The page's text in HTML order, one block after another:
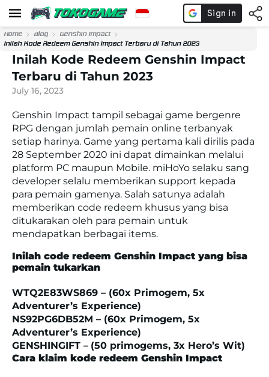
Home Blog
Genshin Impact
Inilah Kode Redeem Genshin Impact Terbaru di Tahun 2023
Inilah Kode Redeem Genshin Impact
Terbaru di Tahun 2023
July 16, 2023
Genshin Impact tampil sebagai game bergenre
RPG dengan jumlah pemain online terbanyak
setiap harinya. Game yang pertama kali dirilis pada
28 September 2020 ini dapat dimainkan melalui
platform PC maupun Mobile. miHoYo selaku sang
developer selalu memberikan support kepada
para pemain gamenya. Salah satunya adalah
memberikan code redeem khusus yang bisa
ditukarakan oleh para pemain untuk
mendapatkan berbagai items.
Inilah code redeem Genshin Impact yang bisa
pemain tukarkan
WTQ2E83WS869 – (60x Primogem, 5x
Adventurer’s Experience)
NS92PG6DB52M – (60x Primogem, 5x
Adventurer’s Experience)
GENSHINGIFT – (50 primogems, 3x Hero’s Wit)
Cara klaim kode redeem Genshin Impact